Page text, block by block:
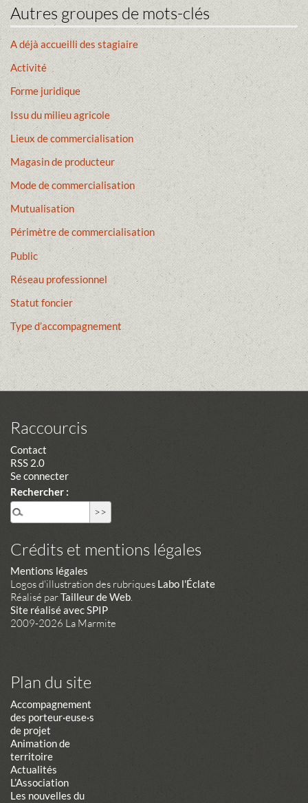
Autres groupes de mots-clés
A déjà accueilli des stagiaire
Activité
Forme juridique
Issu du milieu agricole
Lieux de commercialisation
Magasin de producteur
Mode de commercialisation
Mutualisation
Périmètre de commercialisation
Public
Réseau professionnel
Statut foncier
Type d’accompagnement
Raccourcis
Contact
RSS 2.0
Se connecter
Rechercher :
Crédits et mentions légales
Mentions légales
Logos d'illustration des rubriques Labo l'Éclate
Réalisé parTailleur de Web.
Site réalisé avec SPIP
2009-2026 La Marmite
Plan du site
Accompagnement
des porteur·euse·s
de projet
Animation de
territoire
Actualités
L’Association
Les nouvelles du